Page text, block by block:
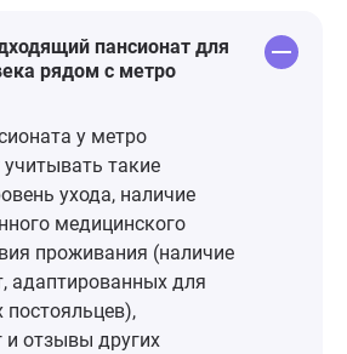
10!
Никитина
пансионат для
рядом с метро
у метро
такие
ухода, наличие
медицинского
проживания (наличие
адаптированных для
и отзывы других